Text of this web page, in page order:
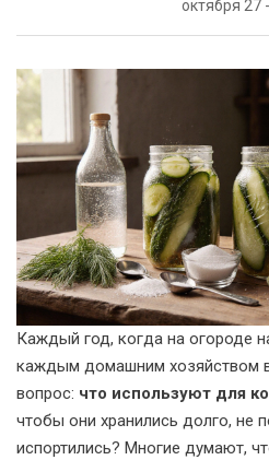
октября 27
Каждый год, когда на огороде
каждым домашним хозяйством
вопрос: что используют для
чтобы они хранились долго, не
испортились? Многие думают,